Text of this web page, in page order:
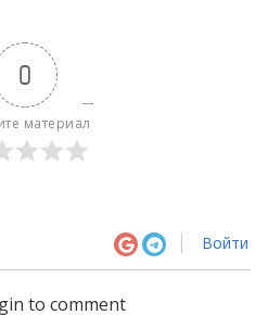
0
материал
Войти
to comment